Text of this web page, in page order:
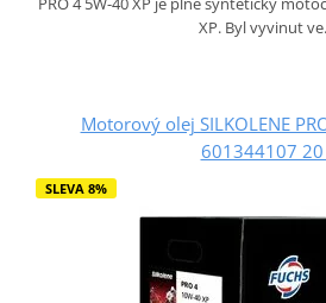
XP. Byl vyvinut
Motorový olej SILKOLENE
601344107
SLEVA 8%